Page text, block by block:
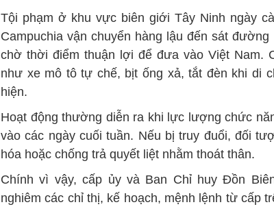
Tội phạm ở khu vực biên giới Tây Ninh ngày
Campuchia vận chuyển hàng lậu đến sát
chờ thời điểm thuận lợi để đưa vào Việt Nam.
như xe mô tô tự chế, bịt ống xả, tắt đèn khi di
hiện.
Hoạt động thường diễn ra khi lực lượng chức
vào các ngày cuối tuần. Nếu bị truy đuổi, đối
hóa hoặc chống trả quyết liệt nhằm thoát thân.
Chính vì vậy, cấp ủy và Ban Chỉ huy Đồn
nghiêm các chỉ thị, kế hoạch, mệnh lệnh từ cấp